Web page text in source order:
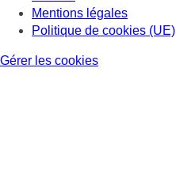
Mentions légales
Politique de cookies (UE)
Gérer les cookies